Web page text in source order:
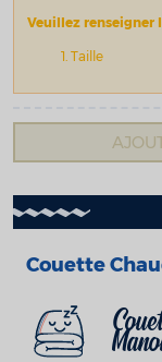
Veuillez renseigner
Taille
Couette